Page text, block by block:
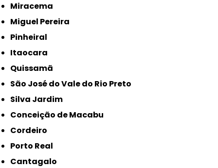
Miracema
Miguel Pereira
Pinheiral
Itaocara
Quissamã
São José do Vale do Rio Preto
Silva Jardim
Conceição de Macabu
Cordeiro
Porto Real
Cantagalo